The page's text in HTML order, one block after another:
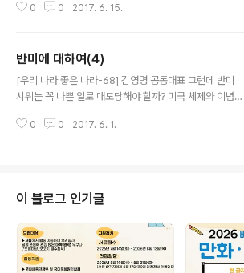
알게 된다. 한국에서 이라크 전쟁 반대 시위도 일어났지만
히려 2003년 이후 한국인의 미국에 대한 호감도가 급상승
하였으며 반미 감정도 이념적인 것보다는 정책적 차원의
반미가 많았다. 그러면 왜 당시 한국 사회에서 반미라는 것
적어보자. 1) 한국 사회에서 지배적인 보수층이 반미라고
0 0 2017. 6. 15.
반미에 대하여(4)
[우리 나라 좋은 나라-68] 김영명 공동대표 그런데 반미
시위는 꼭 나쁜 일로 매도당해야 할까? 미국 체제와 이념의
매도당해야 하는가 하는 말이다. 이는 이념에 관한 문제라
그걸로 다른 사람에게 직접적인 피해를 주지는 않으니까.
그런데 여기서는 그보다 더 구체적인 쟁점을 한 번 생각해
보자. 당시 시위자들이 반미라고 매도당하지 않기 위해서
미군 철수 주장을 안 했다고 하는데, 그러면 미군 철수 주장
을 하면 그것이 반미일까? 논리상 그렇지 않다. 만약 미군
0 0 2017. 6. 1.
이 블로그 인기글